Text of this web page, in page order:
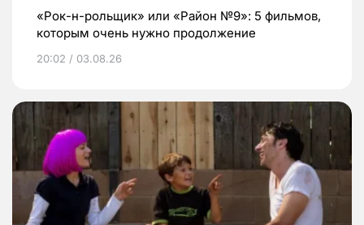
«Рок-н-рольщик» или «Район №9»: 5 фильмов,
которым очень нужно продолжение
20:02 / 03.08.26